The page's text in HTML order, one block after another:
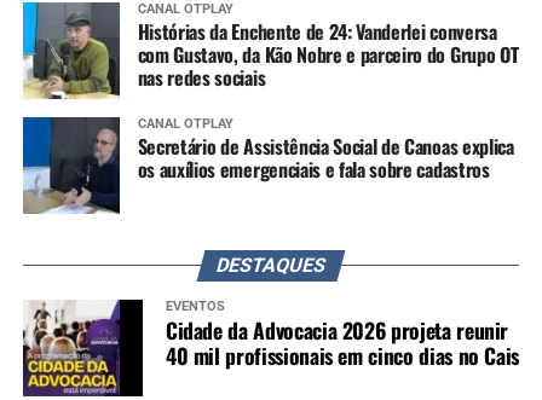
CANAL OTPLAY
Histórias da Enchente de 24: Vanderlei conversa
com Gustavo, da Kão Nobre e parceiro do Grupo OT
nas redes sociais
CANAL OTPLAY
Secretário de Assistência Social de Canoas explica
os auxílios emergenciais e fala sobre cadastros
DESTAQUES
EVENTOS
Cidade da Advocacia 2026 projeta reunir
40 mil profissionais em cinco dias no Cais